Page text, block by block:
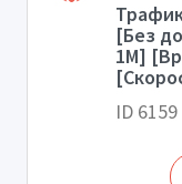
[Без
1М]
ID 6159